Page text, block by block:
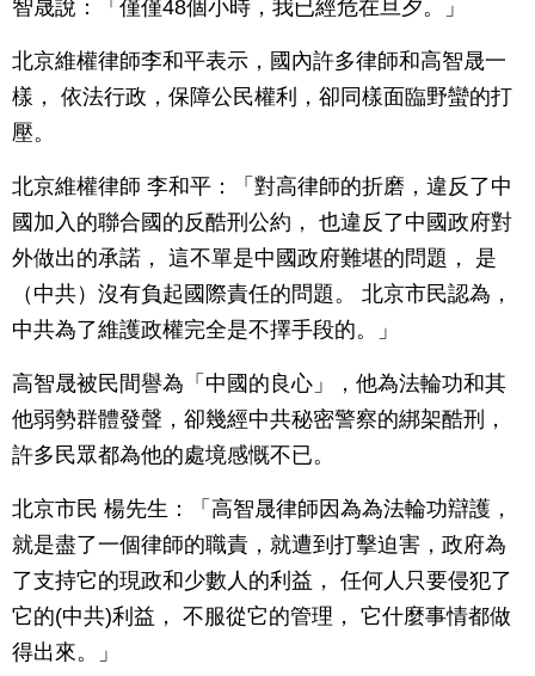
智晟說：「僅僅48個小時，我已經危在旦夕。」
北京維權律師李和平表示，國內許多律師和高智晟一
樣， 依法行政，保障公民權利，卻同樣面臨野蠻的打
壓。
北京維權律師 李和平：「對高律師的折磨，違反了中
國加入的聯合國的反酷刑公約， 也違反了中國政府對
外做出的承諾， 這不單是中國政府難堪的問題， 是
（中共）沒有負起國際責任的問題。 北京市民認為，
中共為了維護政權完全是不擇手段的。」
高智晟被民間譽為「中國的良心」，他為法輪功和其
他弱勢群體發聲，卻幾經中共秘密警察的綁架酷刑，
許多民眾都為他的處境感慨不已。
北京市民 楊先生：「高智晟律師因為為法輪功辯護，
就是盡了一個律師的職責，就遭到打擊迫害，政府為
了支持它的現政和少數人的利益， 任何人只要侵犯了
它的(中共)利益， 不服從它的管理， 它什麼事情都做
得出來。」